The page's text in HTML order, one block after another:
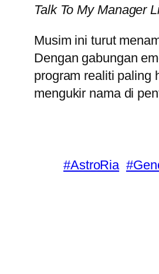
Talk To My Manager
Musim ini turut
Dengan gabungan
program realiti paling
mengukir nama di
#AstroRia